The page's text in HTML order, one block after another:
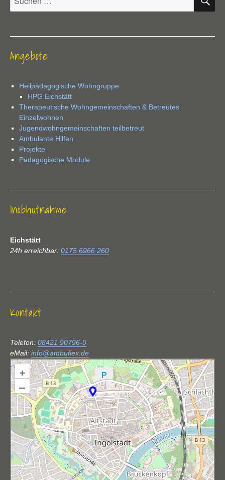
nach:
Angebote
Heilpädagogische Wohngruppe
HPG Eichstätt
Therapeutische Wohngemeinschaften & Betreutes
Einzelwohnen
Jugendwohngemeinschaften teilbetreut
Ambulante Hilfen
Projekte
Pädagogische Module
Inobhutnahme
Eichstätt
24h erreichbar: 0175 6966 260
Kontakt
Telefon: 08421 90796-0
eMail: info@ambuflex.de
+
–